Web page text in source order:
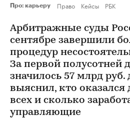
Про: карьеру Право Кейсы РБК
Арбитражные суды
сентябре завершили
процедур
За первой полусотней
значилось 57 млрд руб.
выяснил, кто
всех и сколько
управляющие